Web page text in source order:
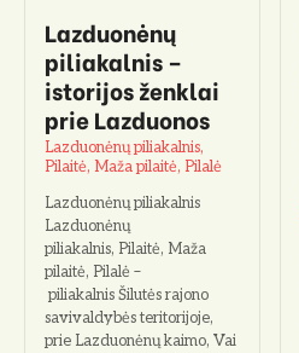
Lazduonėnų
piliakalnis –
istorijos ženklai
prie Lazduonos
Lazduonėnų piliakalnis,
Pilaitė, Maža pilaitė, Pilalė
Lazduonėnų piliakalnis
Lazduonėnų
piliakalnis, Pilaitė, Maža
pilaitė, Pilalė –
piliakalnis Šilutės rajono
savivaldybės teritorijoje,
prie Lazduonėnų kaimo, Vai